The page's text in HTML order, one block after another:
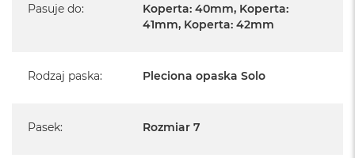
Pasuje do:
Koperta: 40mm, Koperta:
41mm, Koperta: 42mm
Rodzaj paska: Pleciona opaska Solo
Pasek: Rozmiar 7